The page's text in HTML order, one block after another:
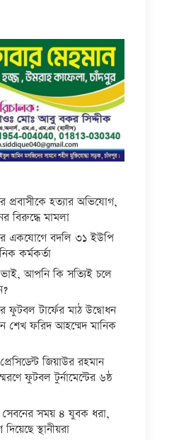
প্রবাসীকে হত্যার অভিযোগ,
বিরুদ্ধে মামলা
একযোগে বদলি ৩১ ইউপি
কর্মকর্তা
আপনি কি সত্যিই চলে
ফুটবল টার্ফের মাঠ উদ্বোধন
শেখ ফরিদ আহম্মেদ মানিক
জিয়াউর রহমান
ফুটবল টুর্নামেন্টের ৬ষ্ঠ
সময় ৪ যুবক ধরা,
স্থানীয়রা